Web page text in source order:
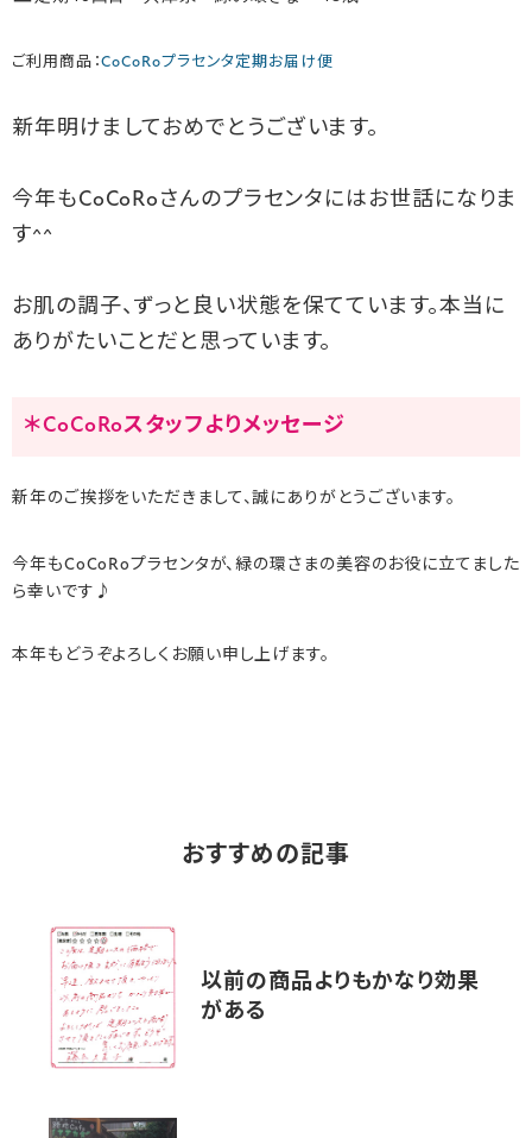
ご利用商品：CoCoRoプラセンタ定期お届け便
新年明けましておめでとうございます。
今年もCoCoRoさんのプラセンタにはお世話になりま
す^^
お肌の調子、ずっと良い状態を保てています。本当に
ありがたいことだと思っています。
＊CoCoRoスタッフよりメッセージ
新年のご挨拶をいただきまして、誠にありがとうございます。
今年もCoCoRoプラセンタが、緑の環さまの美容のお役に立てました
ら幸いです♪
本年もどうぞよろしくお願い申し上げます。
おすすめの記事
以前の商品よりもかなり効果
がある